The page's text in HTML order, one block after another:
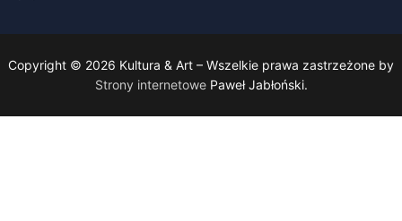
Copyright © 2026 Kultura & Art – Wszelkie prawa zastrzeżone by
Strony internetowePaweł Jabłoński.